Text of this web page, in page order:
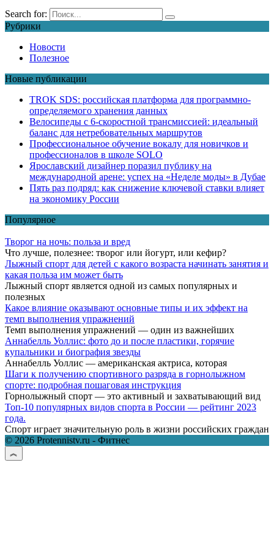
Search for:
Рубрики
Новости
Полезное
Новые публикации
TROK SDS: российская платформа для программно-
определяемого хранения данных
Велосипеды с 6-скоростной трансмиссией: идеальный
баланс для нетребовательных маршрутов
Профессиональное обучение вокалу для новичков и
профессионалов в школе SOLO
Ярославский дизайнер поразил публику на
международной арене: успех на «Неделе моды» в Дубае
Пять раз подряд: как снижение ключевой ставки влияет
на экономику России
Популярное
Творог на ночь: польза и вред
Что лучше, полезнее: творог или йогурт, или кефир?
Лыжный спорт для детей с какого возраста начинать занятия и
какая польза им может быть
Лыжный спорт является одной из самых популярных и
полезных
Какое влияние оказывают основные типы и их эффект на
темп выполнения упражнений
Темп выполнения упражнений — один из важнейших
Аннабелль Уоллис: фото до и после пластики, горячие
купальники и биография звезды
Аннабелль Уоллис — американская актриса, которая
Шаги к получению спортивного разряда в горнолыжном
спорте: подробная пошаговая инструкция
Горнолыжный спорт — это активный и захватывающий вид
Топ-10 популярных видов спорта в России — рейтинг 2023
года.
Спорт играет значительную роль в жизни российских граждан
© 2026 Protennistv.ru - Фитнес